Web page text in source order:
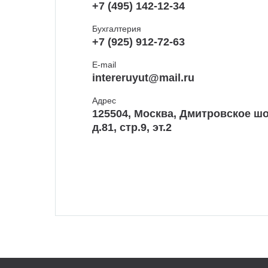
+7 (495) 142-12-34
Бухгалтерия
+7 (925) 912-72-63
E-mail
intereruyut@mail.ru
Адрес
125504, Москва, Дмитровское
д.81, стр.9, эт.2